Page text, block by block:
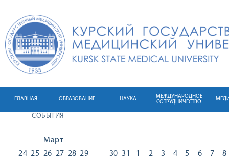
ГЛАВНАЯ ОБРАЗОВАНИЕ НАУКА
МЕЖДУНАРОДНОЕ
СОТРУДНИЧЕСТВО
СОБЫТИЯ
Март
24 25 26 27 28 29
30 31
1
2
3
4
5
6
7
8